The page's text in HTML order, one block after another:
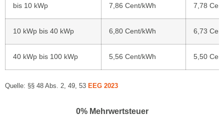
bis 10 kWp 7,86 Cent/kWh 7,78
10 kWp bis 40 kWp 6,80 Cent/kWh 6,73
40 kWp bis 100 kWp 5,56 Cent/kWh 5,50
Quelle: §§ 48 Abs. 2, 49, 53 EEG 2023
0% Mehrwertsteuer